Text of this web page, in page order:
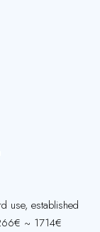
use, established
~ 1714€